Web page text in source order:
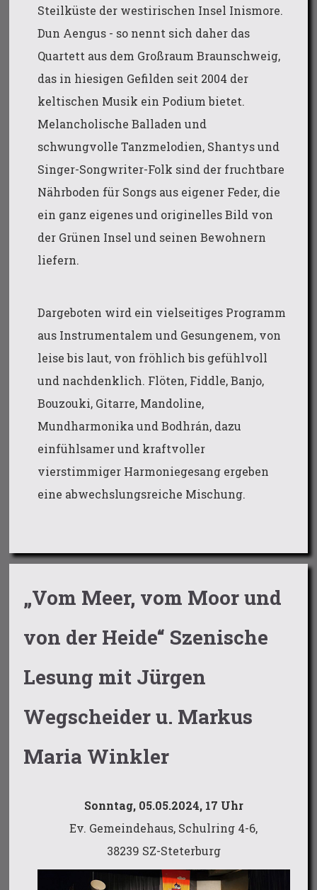
Steilküste der westirischen Insel Inismore.
Dun Aengus - so nennt sich daher das
Quartett aus dem Großraum Braunschweig,
das in hiesigen Gefilden seit 2004 der
keltischen Musik ein Podium bietet.
Melancholische Balladen und
schwungvolle Tanzmelodien, Shantys und
Singer-Songwriter-Folk sind der fruchtbare
Nährboden für Songs aus eigener Feder, die
ein ganz eigenes und originelles Bild von
der Grünen Insel und seinen Bewohnern
liefern.
Dargeboten wird ein vielseitiges Programm
aus Instrumentalem und Gesungenem, von
leise bis laut, von fröhlich bis gefühlvoll
und nachdenklich. Flöten, Fiddle, Banjo,
Bouzouki, Gitarre, Mandoline,
Mundharmonika und Bodhrán, dazu
einfühlsamer und kraftvoller
vierstimmiger Harmoniegesang ergeben
eine abwechslungsreiche Mischung.
„Vom Meer, vom Moor und
von der Heide“ Szenische
Lesung mit Jürgen
Wegscheider u. Markus
Maria Winkler
Sonntag, 05.05.2024, 17 Uhr
Ev. Gemeindehaus, Schulring 4-6,
38239 SZ-Steterburg